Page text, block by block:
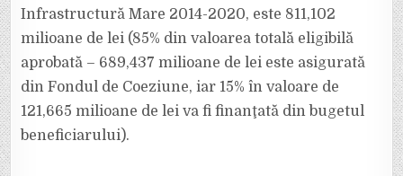
Infrastructură Mare 2014-2020, este 811,102
milioane de lei (85% din valoarea totală eligibilă
aprobată – 689,437 milioane de lei este asigurată
din Fondul de Coeziune, iar 15% în valoare de
121,665 milioane de lei va fi finanţată din bugetul
beneficiarului).